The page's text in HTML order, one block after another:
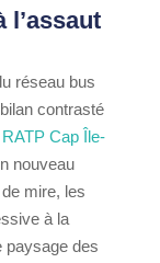
l’assaut
réseau bus
contrasté
RATP Cap Île-
nouveau
mire, les
à la
paysage des